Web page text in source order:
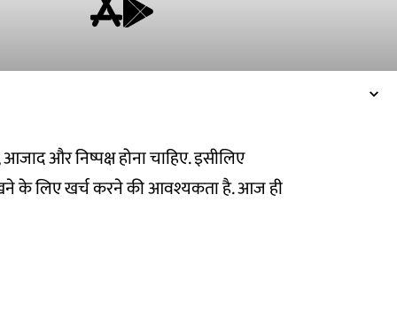
आजाद और निष्पक्ष होना चाहिए. इसीलिए
के लिए खर्च करने की आवश्यकता है. आज ही